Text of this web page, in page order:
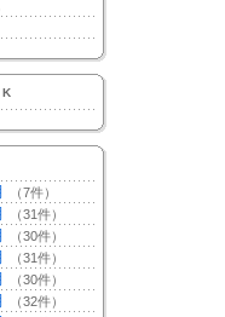
（7件）
（31件）
（30件）
（31件）
（30件）
（32件）